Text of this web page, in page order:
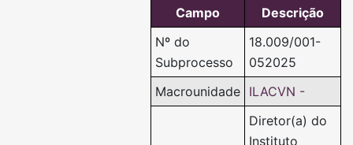
Campo
Descrição
Nº do
Subprocesso
18.009/001-
052025
Macrounidade ILACVN -
Diretor(a) do
Instituto